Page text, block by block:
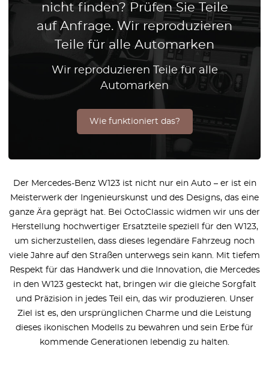
nicht finden? Prüfen Sie Teile
auf Anfrage. Wir reproduzieren
Teile für alle Automarken
Wir reproduzieren Teile für alle
Automarken
Wie funktioniert das?
Der Mercedes-Benz W123 ist nicht nur ein Auto – er ist ein
Meisterwerk der Ingenieurskunst und des Designs, das eine
ganze Ära geprägt hat. Bei OctoClassic widmen wir uns der
Herstellung hochwertiger Ersatzteile speziell für den W123,
um sicherzustellen, dass dieses legendäre Fahrzeug noch
viele Jahre auf den Straßen unterwegs sein kann. Mit tiefem
Respekt für das Handwerk und die Innovation, die Mercedes
in den W123 gesteckt hat, bringen wir die gleiche Sorgfalt
und Präzision in jedes Teil ein, das wir produzieren. Unser
Ziel ist es, den ursprünglichen Charme und die Leistung
dieses ikonischen Modells zu bewahren und sein Erbe für
kommende Generationen lebendig zu halten.